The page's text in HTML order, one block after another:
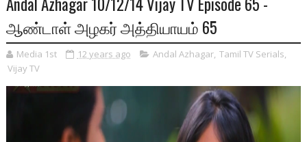
ஆண்டாள் அழகர் அத்தியாயம் 65
Media 1st 12 years ago Andal Azhagar, Tamil TV Serials,
Vijay TV